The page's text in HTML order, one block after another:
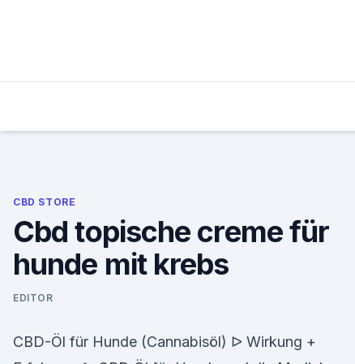
CBD STORE
Cbd topische creme für
hunde mit krebs
EDITOR
CBD-Öl für Hunde (Cannabisöl) ᐅ Wirkung +